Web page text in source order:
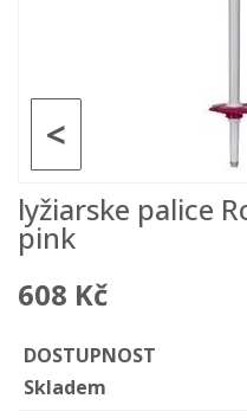
<
lyžiarske palice
pink
608 Kč
DOSTUPNOST
Skladem